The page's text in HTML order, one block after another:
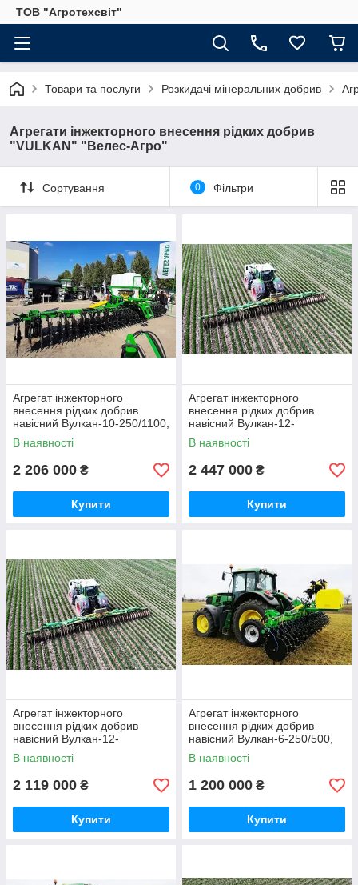
ТОВ "Агротехсвіт"
Товари та послуги Розкидачі мінеральних добрив
Агрегати інжекторного внесення рідких добрив
"VULKAN" "Велес-Агро"
Сортування 0 Фільтри
Агрегат інжекторного
внесення рідких добрив
навісний Вулкан-10-250/1100,
бак 1100 л, ширина 10 м
В наявності
2 206 000 ₴
Купити
Агрегат інжекторного
внесення рідких добрив
навісний Вулкан-12-
233/1900, бак 1900 л,
ширина 12 м
В наявності
2 447 000 ₴
Купити
Агрегат інжекторного
внесення рідких добрив
навісний Вулкан-12-
700/1900, бак 1900 л,
ширина 12 м
В наявності
2 119 000 ₴
Купити
Агрегат інжекторного
внесення рідких добрив
навісний Вулкан-6-250/500,
бак 500 л, ширина 6 м
В наявності
1 200 000 ₴
Купити